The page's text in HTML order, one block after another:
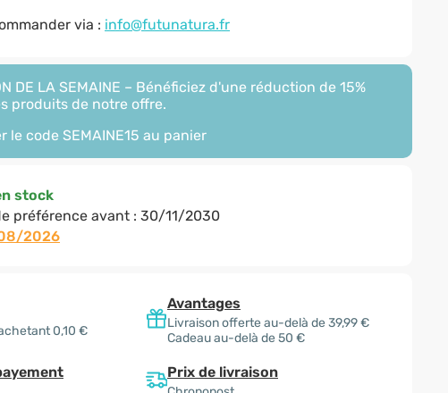
via : info@futunatura.fr
DE LA SEMAINE – Bénéficiez d'une réduction de 15%
produits de notre offre.
le code SEMAINE15 au panier
stock
préférence avant : 30/11/2030
2026
0,10 €
Avantages
Livraison offerte au-delà de 39,99 €
Cadeau au-delà de 50 €
Prix de livraison